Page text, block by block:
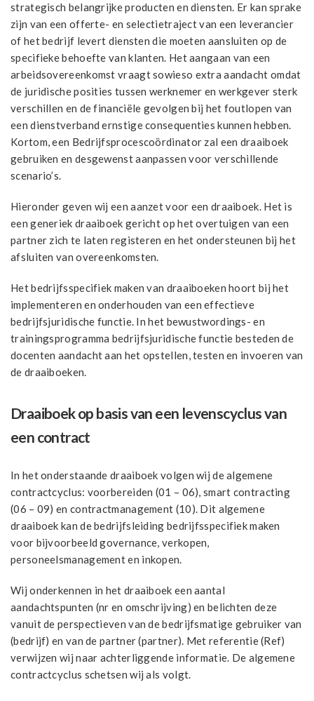
strategisch belangrijke producten en diensten. Er kan sprake
zijn van een offerte- en selectietraject van een leverancier
of het bedrijf levert diensten die moeten aansluiten op de
specifieke behoefte van klanten. Het aangaan van een
arbeidsovereenkomst vraagt sowieso extra aandacht omdat
de juridische posities tussen werknemer en werkgever sterk
verschillen en de financiële gevolgen bij het foutlopen van
een dienstverband ernstige consequenties kunnen hebben.
Kortom, een Bedrijfsprocescoördinator zal een draaiboek
gebruiken en desgewenst aanpassen voor verschillende
scenario’s.
Hieronder geven wij een aanzet voor een draaiboek. Het is
een generiek draaiboek gericht op het overtuigen van een
partner zich te laten registeren en het ondersteunen bij het
afsluiten van overeenkomsten.
Het bedrijfsspecifiek maken van draaiboeken hoort bij het
implementeren en onderhouden van een effectieve
bedrijfsjuridische functie. In het bewustwordings- en
trainingsprogramma bedrijfsjuridische functie besteden de
docenten aandacht aan het opstellen, testen en invoeren van
de draaiboeken.
Draaiboek op basis van een levenscyclus van
een contract
In het onderstaande draaiboek volgen wij de algemene
contractcyclus: voorbereiden (01 – 06), smart contracting
(06 – 09) en contractmanagement (10). Dit algemene
draaiboek kan de bedrijfsleiding bedrijfsspecifiek maken
voor bijvoorbeeld governance, verkopen,
personeelsmanagement en inkopen.
Wij onderkennen in het draaiboek een aantal
aandachtspunten (nr en omschrijving) en belichten deze
vanuit de perspectieven van de bedrijfsmatige gebruiker van
(bedrijf) en van de partner (partner). Met referentie (Ref)
verwijzen wij naar achterliggende informatie. De algemene
contractcyclus schetsen wij als volgt.